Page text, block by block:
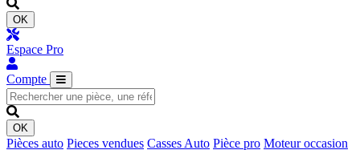
OK
Espace Pro
Compte
OK
Pièces auto Pieces vendues Casses Auto Pièce pro Moteur occasion